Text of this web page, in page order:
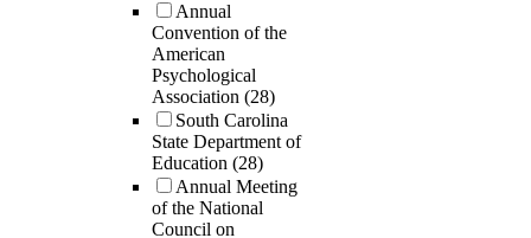
Annual
Convention of the
American
Psychological
Association (28)
South Carolina
State Department of
Education (28)
Annual Meeting
of the National
Council on